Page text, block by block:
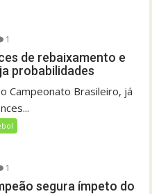
1
de rebaixamento e
probabilidades
Campeonato Brasileiro, já
1
segura ímpeto do